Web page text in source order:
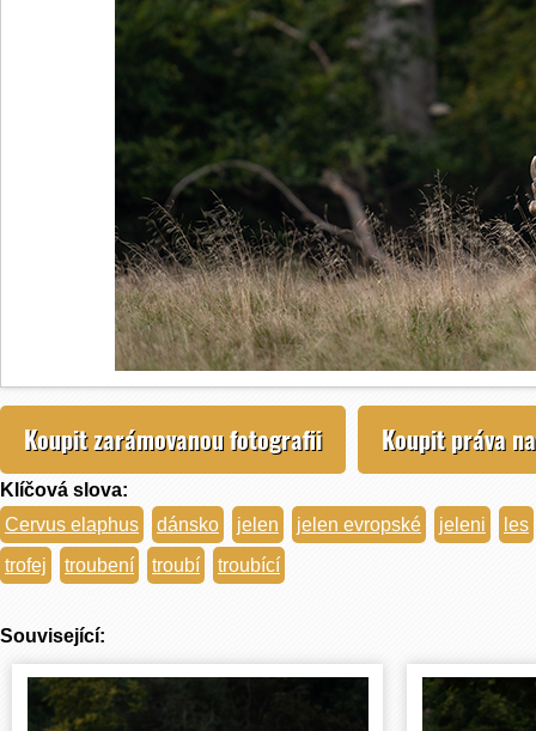
Koupit zarámovanou fotografii Koupit práva
Klíčová slova:
Cervus elaphus
dánsko jelen jelen evropské jeleni
les
trofej
troubení troubí troubící
Související: